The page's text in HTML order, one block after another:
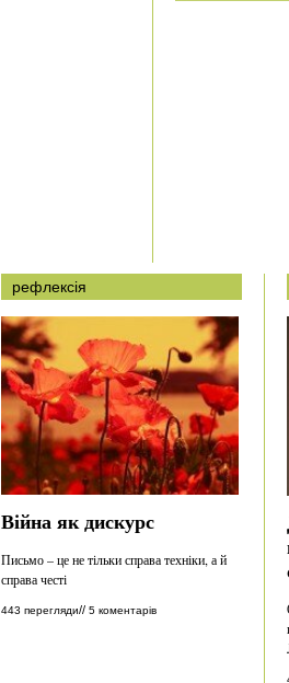
рефлексія
Війна як дискурс
Письмо – це не тільки справа техніки, а й
справа честі
443 перегляди// 5 коментарів